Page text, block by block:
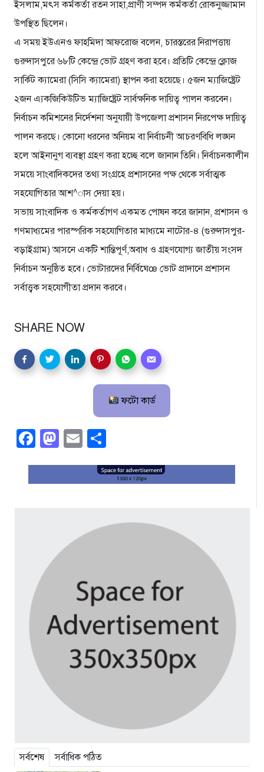
ইসলাম,মৎস কর্মকর্তা রতন সাহা,প্রাণী সম্পদ কর্মকর্তা রোকনুজ্জামান
উপস্থিত ছিলেন।
এ সময় ইউএনও ফাহমিদা আফরোজ বলেন, চারস্তরের নিরাপত্তায়
গুরুদাসপুরে ৬৮টি কেন্দ্রে ভোট গ্রহণ করা হবে। প্রতিটি কেন্দ্রে ক্লোজ
সার্কিট ক্যামেরা (সিসি ক্যামেরা) স্থাপন করা হয়েছে। ৫জন ম্যাজিষ্ট্রেট
২জন এ্যকজিকিউটিভ ম্যাজিষ্ট্রেট সার্বক্ষনিক দায়িত্ব পালন করবেন।
নির্বাচন কমিশনের নির্দেশনা অনুযায়ী উপজেলা প্রশাসন নিরপেক্ষ দায়িত্ব
পালন করছে। কোনো ধরনের অনিয়ম বা নির্বাচনী আচরণবিধি লঙ্ঘন
হলে আইনানুগ ব্যবস্থা গ্রহণ করা হচ্ছে বলে জানান তিনি। নির্বাচনকালীন
সময়ে সাংবাদিকদের তথ্য সংগ্রহে প্রশাসনের পক্ষ থেকে সর্বাত্মক
সহযোগিতার আশ^াস দেয়া হয়।
সভায় সাংবাদিক ও কর্মকর্তাগণ একমত পোষন করে জানান, প্রশাসন ও
গণমাধ্যমের পারস্পরিক সহযোগিতার মাধ্যমে নাটোর-৪ (গুরুদাসপুর-
বড়াইগ্রাম) আসনে একটি শান্তিপূর্ণ,অবাধ ও গ্রহণযোগ্য জাতীয় সংসদ
নির্বাচন অনুষ্ঠিত হবে। ভোটারদের নির্বিঘেœ ভোট প্রাদানে প্রশাসন
সর্বাত্ত্বক সহযোগীতা প্রদান করবে।
SHARE NOW
ফটো কার্ড
Facebook
Mastodon
Email
সর্বশেষ সর্বাধিক পঠিত